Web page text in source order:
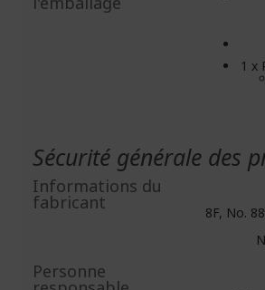
1 x
Sécurité générale des
Informations du
fabricant
8F, No.
Personne